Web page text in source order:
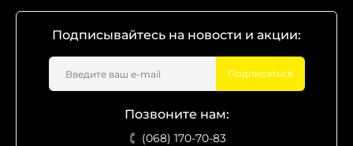
Подписывайтесь на новости и акции:
Подписаться
Позвоните нам:
(068) 170-70-83